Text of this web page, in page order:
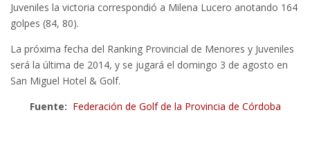
Juveniles la victoria correspondió a Milena Lucero anotando 164
golpes (84, 80).
La próxima fecha del Ranking Provincial de Menores y Juveniles
será la última de 2014, y se jugará el domingo 3 de agosto en
San Miguel Hotel & Golf.
Fuente: Federación de Golf de la Provincia de Córdoba